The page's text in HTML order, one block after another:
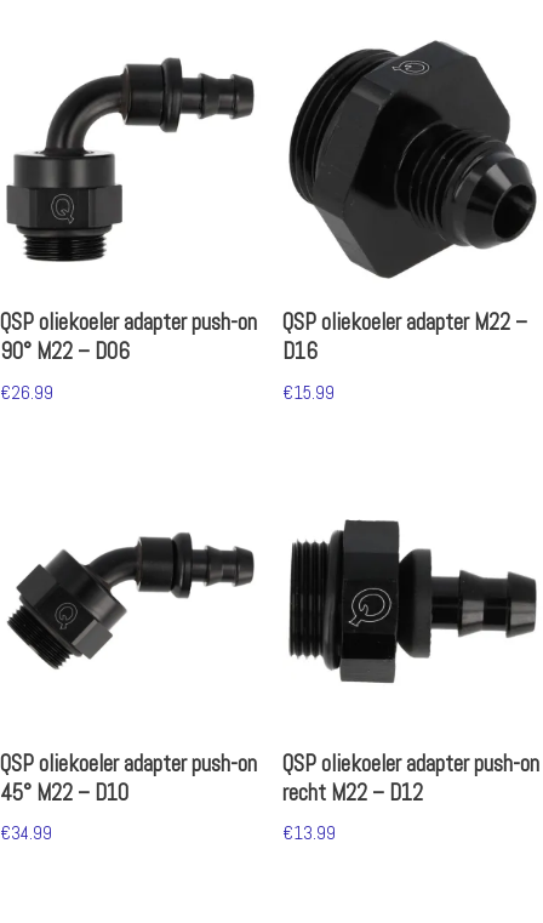
QSP oliekoeler adapter push-on
90° M22 – D06
€26.99
QSP oliekoeler adapter M22 –
D16
€15.99
QSP oliekoeler adapter push-on
45° M22 – D10
€34.99
QSP oliekoeler adapter push-on
recht M22 – D12
€13.99